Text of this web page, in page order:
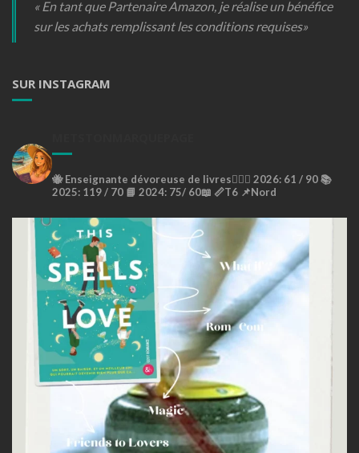
« En tant que Partenaire Amazon, je réalise un bénéfice
sur les achats remplissant les conditions requises»
SUR INSTAGRAM
🐝Enseignante dévoreuse de livres🙇🏼‍♀️ 2026: 61 / 90 📚
2025: 119 / 70 📘 2024: 75/ 60📖 📏T6 📌Nord